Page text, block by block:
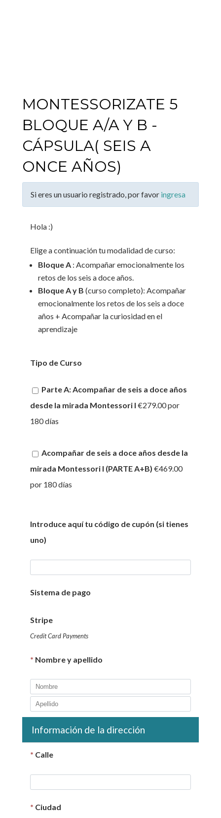
MONTESSORIZATE 5
BLOQUE A/A Y B -
CÁPSULA( SEIS A
ONCE AÑOS)
Si eres un usuario registrado, por favor ingresa
Hola :)
Elige a continuación tu modalidad de curso:
Bloque A: Acompañar emocionalmente los
retos de los seis a doce años.
Bloque A y B (curso completo): Acompañar
emocionalmente los retos de los seis a doce
años + Acompañar la curiosidad en el
aprendizaje
Tipo de Curso
Parte A: Acompañar de seis a doce años
desde la mirada Montessori I €279.00 por
180 días
Acompañar de seis a doce años desde la
mirada Montessori I (PARTE A+B) €469.00
por 180 días
Introduce aquí tu código de cupón (si tienes
uno)
Sistema de pago
Stripe
Credit Card Payments
* Nombre y apellido
Información de la dirección
* Calle
* Ciudad